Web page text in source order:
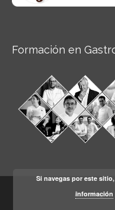
Formación en
Aviso legal
Si navegas por este
información